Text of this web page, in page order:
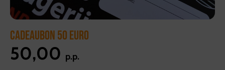
CADEAUBON 50 EURO
50,00 p.p.